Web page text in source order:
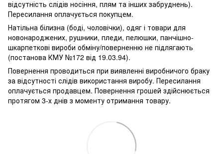
відсутність слідів носіння, плям та інших забруднень).
Пересилання оплачується покупцем.
Натільна білизна (боді, чоловічки), одяг і товари для
новонароджених, рушники, пледи, пелюшки, панчішно-
шкарпеткові вироби обміну/поверненню не підлягають
(постанова КМУ №172 від 19.03.94).
Повернення проводиться при виявленні виробничого браку
за відсутності слідів використання виробу. Пересилання
оплачується продавцем. Повернення грошей здійснюється
протягом 3-х днів з моменту отримання товару.